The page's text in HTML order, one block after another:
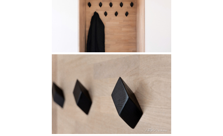
Galleria
Asiakaskokemuksia
ARKKIkauppa
€0,00
PALVELUT
Suunnittelijoille
Projektimyynti